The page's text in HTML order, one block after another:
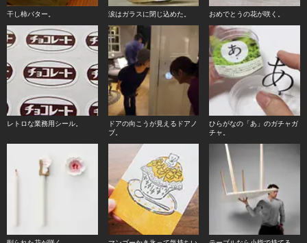
干し柿バター。 涙はガラスに閉じ込めた。 おめでとうの花が咲く。
レトロな業務用シール。
ドアの向こうが見えるドアノ
ブ。
ひらがなの「あ」のガチャガ
チャ。